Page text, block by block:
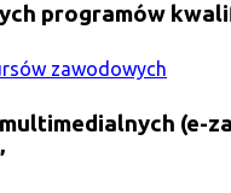
programów
zawodowych
(e-